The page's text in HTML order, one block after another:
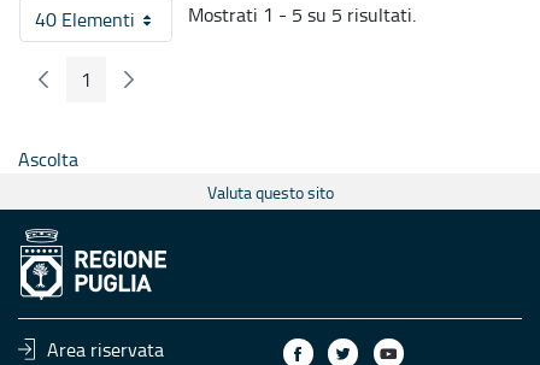
40 ElementiPer pagina
Mostrati 1 - 5 su 5 risultati.
Pagina Precedente
Pagina
1 Pagina Seguente
Ascolta
Valuta questo sito
Area riservata